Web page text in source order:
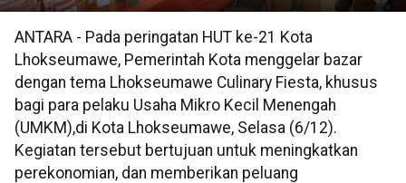
Play Mute Settings
PIP
ANTARA - Pada peringatan HUT ke-21 Kota
Lhokseumawe, Pemerintah Kota menggelar bazar
dengan tema Lhokseumawe Culinary Fiesta, khusus
bagi para pelaku Usaha Mikro Kecil Menengah
(UMKM),di Kota Lhokseumawe, Selasa (6/12).
Kegiatan tersebut bertujuan untuk meningkatkan
perekonomian, dan memberikan peluang